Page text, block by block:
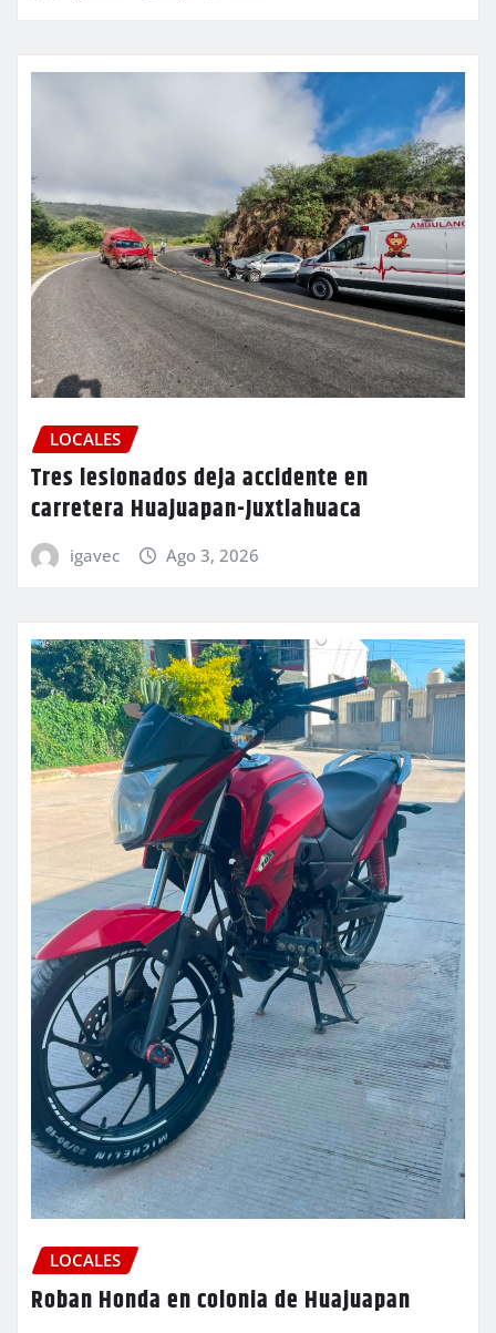
LOCALES
Tres lesionados deja accidente en
carretera Huajuapan-Juxtlahuaca
igavec Ago 3, 2026
LOCALES
Roban Honda en colonia de Huajuapan